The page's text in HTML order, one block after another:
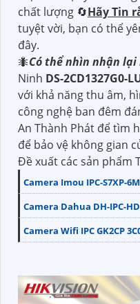
chất lượng 🔄Hãy Tin
tuyệt vời, bạn có thể
đây.
🐜Có thể nhìn nhận
Ninh DS-2CD1327G0-
với khả năng thu âm,
công nghệ ban đêm
An Thành Phát để tìm
để bảo vệ không gian
Đề xuất các sản phẩm
Camera Imou IPC-S7XP-
Camera Dahua DH-IPC-
Camera Wifi IPC GK2CP